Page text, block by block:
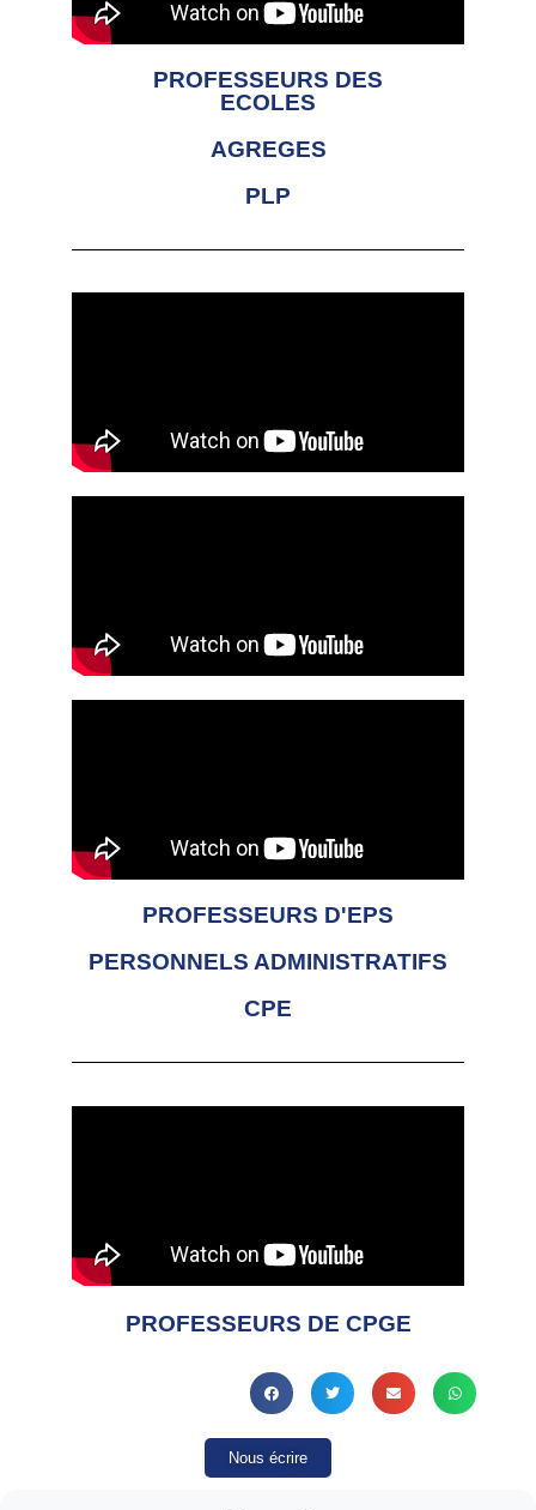
PROFESSEURS DES
ECOLES
AGREGES
PLP
PROFESSEURS D'EPS
PERSONNELS ADMINISTRATIFS
CPE
PROFESSEURS DE CPGE
Nous écrire